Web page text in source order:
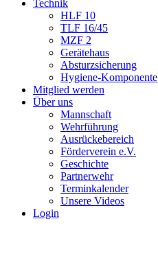
Technik
HLF 10
TLF 16/45
MZF 2
Gerätehaus
Absturzsicherung
Hygiene-Komponente
Mitglied werden
Über uns
Mannschaft
Wehrführung
Ausrückebereich
Förderverein e.V.
Geschichte
Partnerwehr
Terminkalender
Unsere Videos
Login